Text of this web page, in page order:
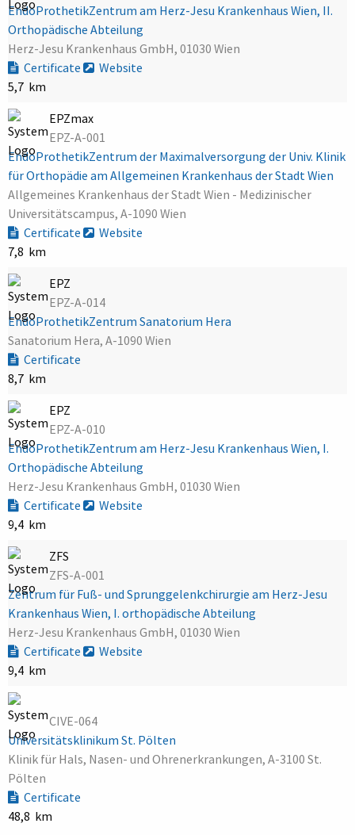
EndoProthetikZentrum am Herz-Jesu Krankenhaus Wien, II.
Orthopädische Abteilung
Herz-Jesu Krankenhaus GmbH, 01030 Wien
Certificate
Website
5,7 km
EPZmax
EPZ-A-001
EndoProthetikZentrum der Maximalversorgung der Univ. Klinik
für Orthopädie am Allgemeinen Krankenhaus der Stadt Wien
Allgemeines Krankenhaus der Stadt Wien - Medizinischer
Universitätscampus, A-1090 Wien
Certificate
Website
7,8 km
EPZ
EPZ-A-014
EndoProthetikZentrum Sanatorium Hera
Sanatorium Hera, A-1090 Wien
Certificate
8,7 km
EPZ
EPZ-A-010
EndoProthetikZentrum am Herz-Jesu Krankenhaus Wien, I.
Orthopädische Abteilung
Herz-Jesu Krankenhaus GmbH, 01030 Wien
Certificate
Website
9,4 km
ZFS
ZFS-A-001
Zentrum für Fuß- und Sprunggelenkchirurgie am Herz-Jesu
Krankenhaus Wien, I. orthopädische Abteilung
Herz-Jesu Krankenhaus GmbH, 01030 Wien
Certificate
Website
9,4 km
CIVE-064
Universitätsklinikum St. Pölten
Klinik für Hals, Nasen- und Ohrenerkrankungen, A-3100 St.
Pölten
Certificate
48,8 km